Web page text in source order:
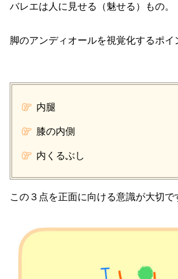
バレエは人に見せる（魅せる）もの。
脚のアンディオールを視覚化するポイ
内腿
膝の内側
内くるぶし
この３点を正面に向ける意識が大切で